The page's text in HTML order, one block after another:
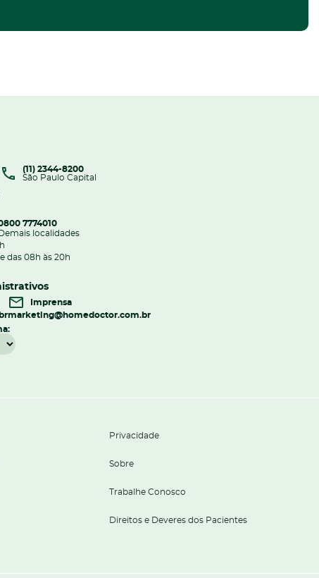
(11) 2344-8200
São Paulo Capital
7774010
Demais localidades
das 08h às 20h
Imprensa
marketing@homedoctor.com.br
Privacidade
Sobre
Trabalhe Conosco
Direitos e Deveres dos Pacientes